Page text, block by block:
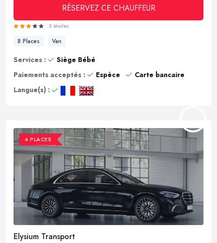
RÉSERVEZ CE CHAUFFEUR
3 étoiles
8 Places Van
Services :
Siège Bébé
Paiements acceptés :
Espèce
Carte bancaire
Langue(s) :
4 PLACES
Elysium Transport